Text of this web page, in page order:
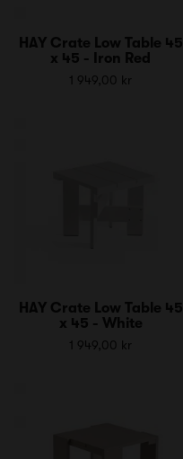
HAY Crate Low Table 45
x 45 - Iron Red
1 949,00 kr
HAY Crate Low Table 45
x 45 - White
1 949,00 kr